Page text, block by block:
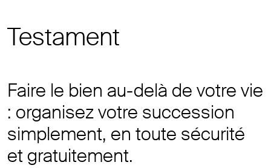
Testament
Faire le bien au-delà de votre vie
: organisez votre succession
simplement, en toute sécurité
et gratuitement.